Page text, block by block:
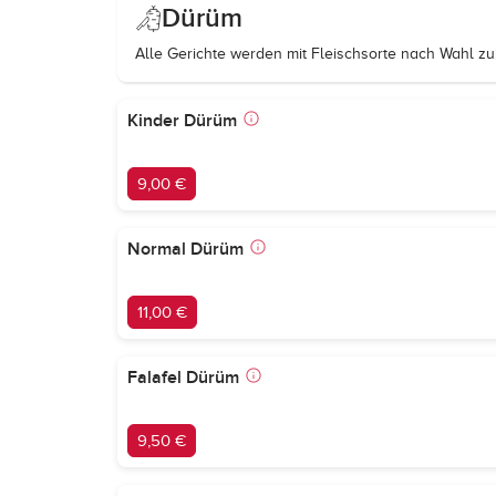
Dürüm
Alle Gerichte werden mit Fleischsorte nach Wahl
Kinder Dürüm
9,00 €
Normal Dürüm
11,00 €
Falafel Dürüm
9,50 €